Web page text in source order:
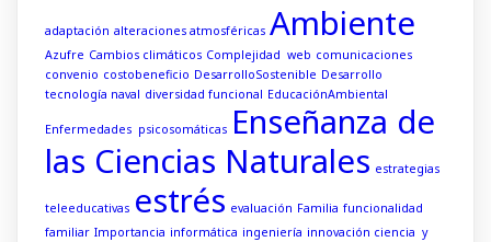
adaptación alteraciones atmosféricas Ambiente
Azufre Cambios climáticos Complejidad web comunicaciones
convenio costobeneficio DesarrolloSostenible Desarrollo
tecnología naval diversidad funcional EducaciónAmbiental
Enfermedades psicosomáticas Enseñanza de
las Ciencias Naturales estrategias
teleeducativas estrés evaluación Familia funcionalidad
familiar Importancia informática ingeniería innovación ciencia y